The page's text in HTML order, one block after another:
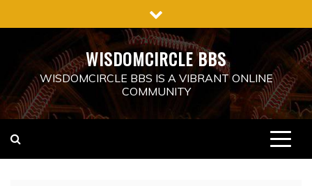
to
WISDOMCIRCLE BBS
WISDOMCIRCLE BBS IS A VIBRANT ONLINE
COMMUNITY